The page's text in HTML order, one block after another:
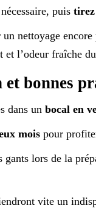
puis tirez
nettoyage
et l’odeur fraîche
bonnes
dans un bocal en
moispour
gants lors de la
vite un